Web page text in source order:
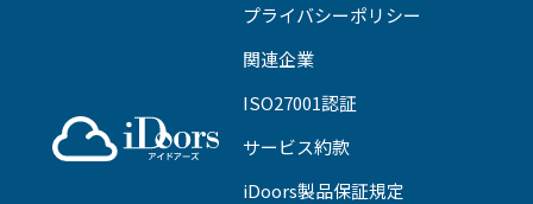
プライバシーポリシー
関連企業
ISO27001認証
サービス約款
iDoors製品保証規定